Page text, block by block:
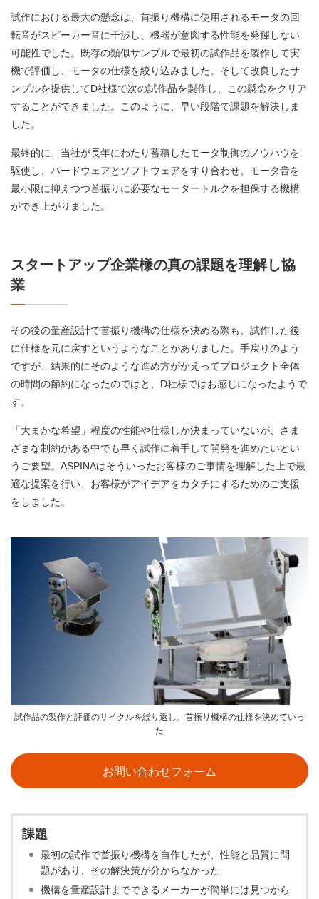
試作における最大の懸念は、首振り機構に使用されるモータの回
転音がスピーカー音に干渉し、機器が意図する性能を発揮しない
可能性でした。既存の類似サンプルで最初の試作品を製作して実
機で評価し、モータの仕様を絞り込みました。そして改良したサ
ンプルを提供してD社様で次の試作品を製作し、この懸念をクリア
することができました。このように、早い段階で課題を解決しま
した。
最終的に、当社が長年にわたり蓄積したモータ制御のノウハウを
駆使し、ハードウェアとソフトウェアをすり合わせ、モータ音を
最小限に抑えつつ首振りに必要なモータートルクを担保する機構
ができ上がりました。
スタートアップ企業様の真の課題を理解し協
業
その後の量産設計で首振り機構の仕様を決める際も、試作した後
に仕様を元に戻すというようなことがありました。手戻りのよう
ですが、結果的にそのような進め方がかえってプロジェクト全体
の時間の節約になったのではと、D社様ではお感じになったようで
す。
「大まかな希望」程度の性能や仕様しか決まっていないが、さま
ざまな制約がある中でも早く試作に着手して開発を進めたいとい
うご要望。ASPINAはそういったお客様のご事情を理解した上で最
適な提案を行い、お客様がアイデアをカタチにするためのご支援
をしました。
試作品の製作と評価のサイクルを繰り返し、首振り機構の仕様を決めていっ
た
お問い合わせフォーム
課題
最初の試作で首振り機構を自作したが、性能と品質に問
題があり、その解決策が分からなかった
機構を量産設計までできるメーカーが簡単には見つから